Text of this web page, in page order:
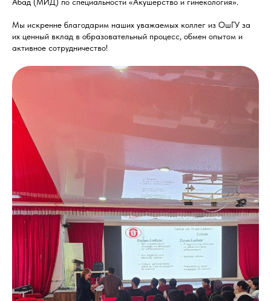
Мы искренне благодарим наших уважаемых коллег из ОшГУ за
их ценный вклад в образовательный процесс, обмен опытом и
активное сотрудничество!